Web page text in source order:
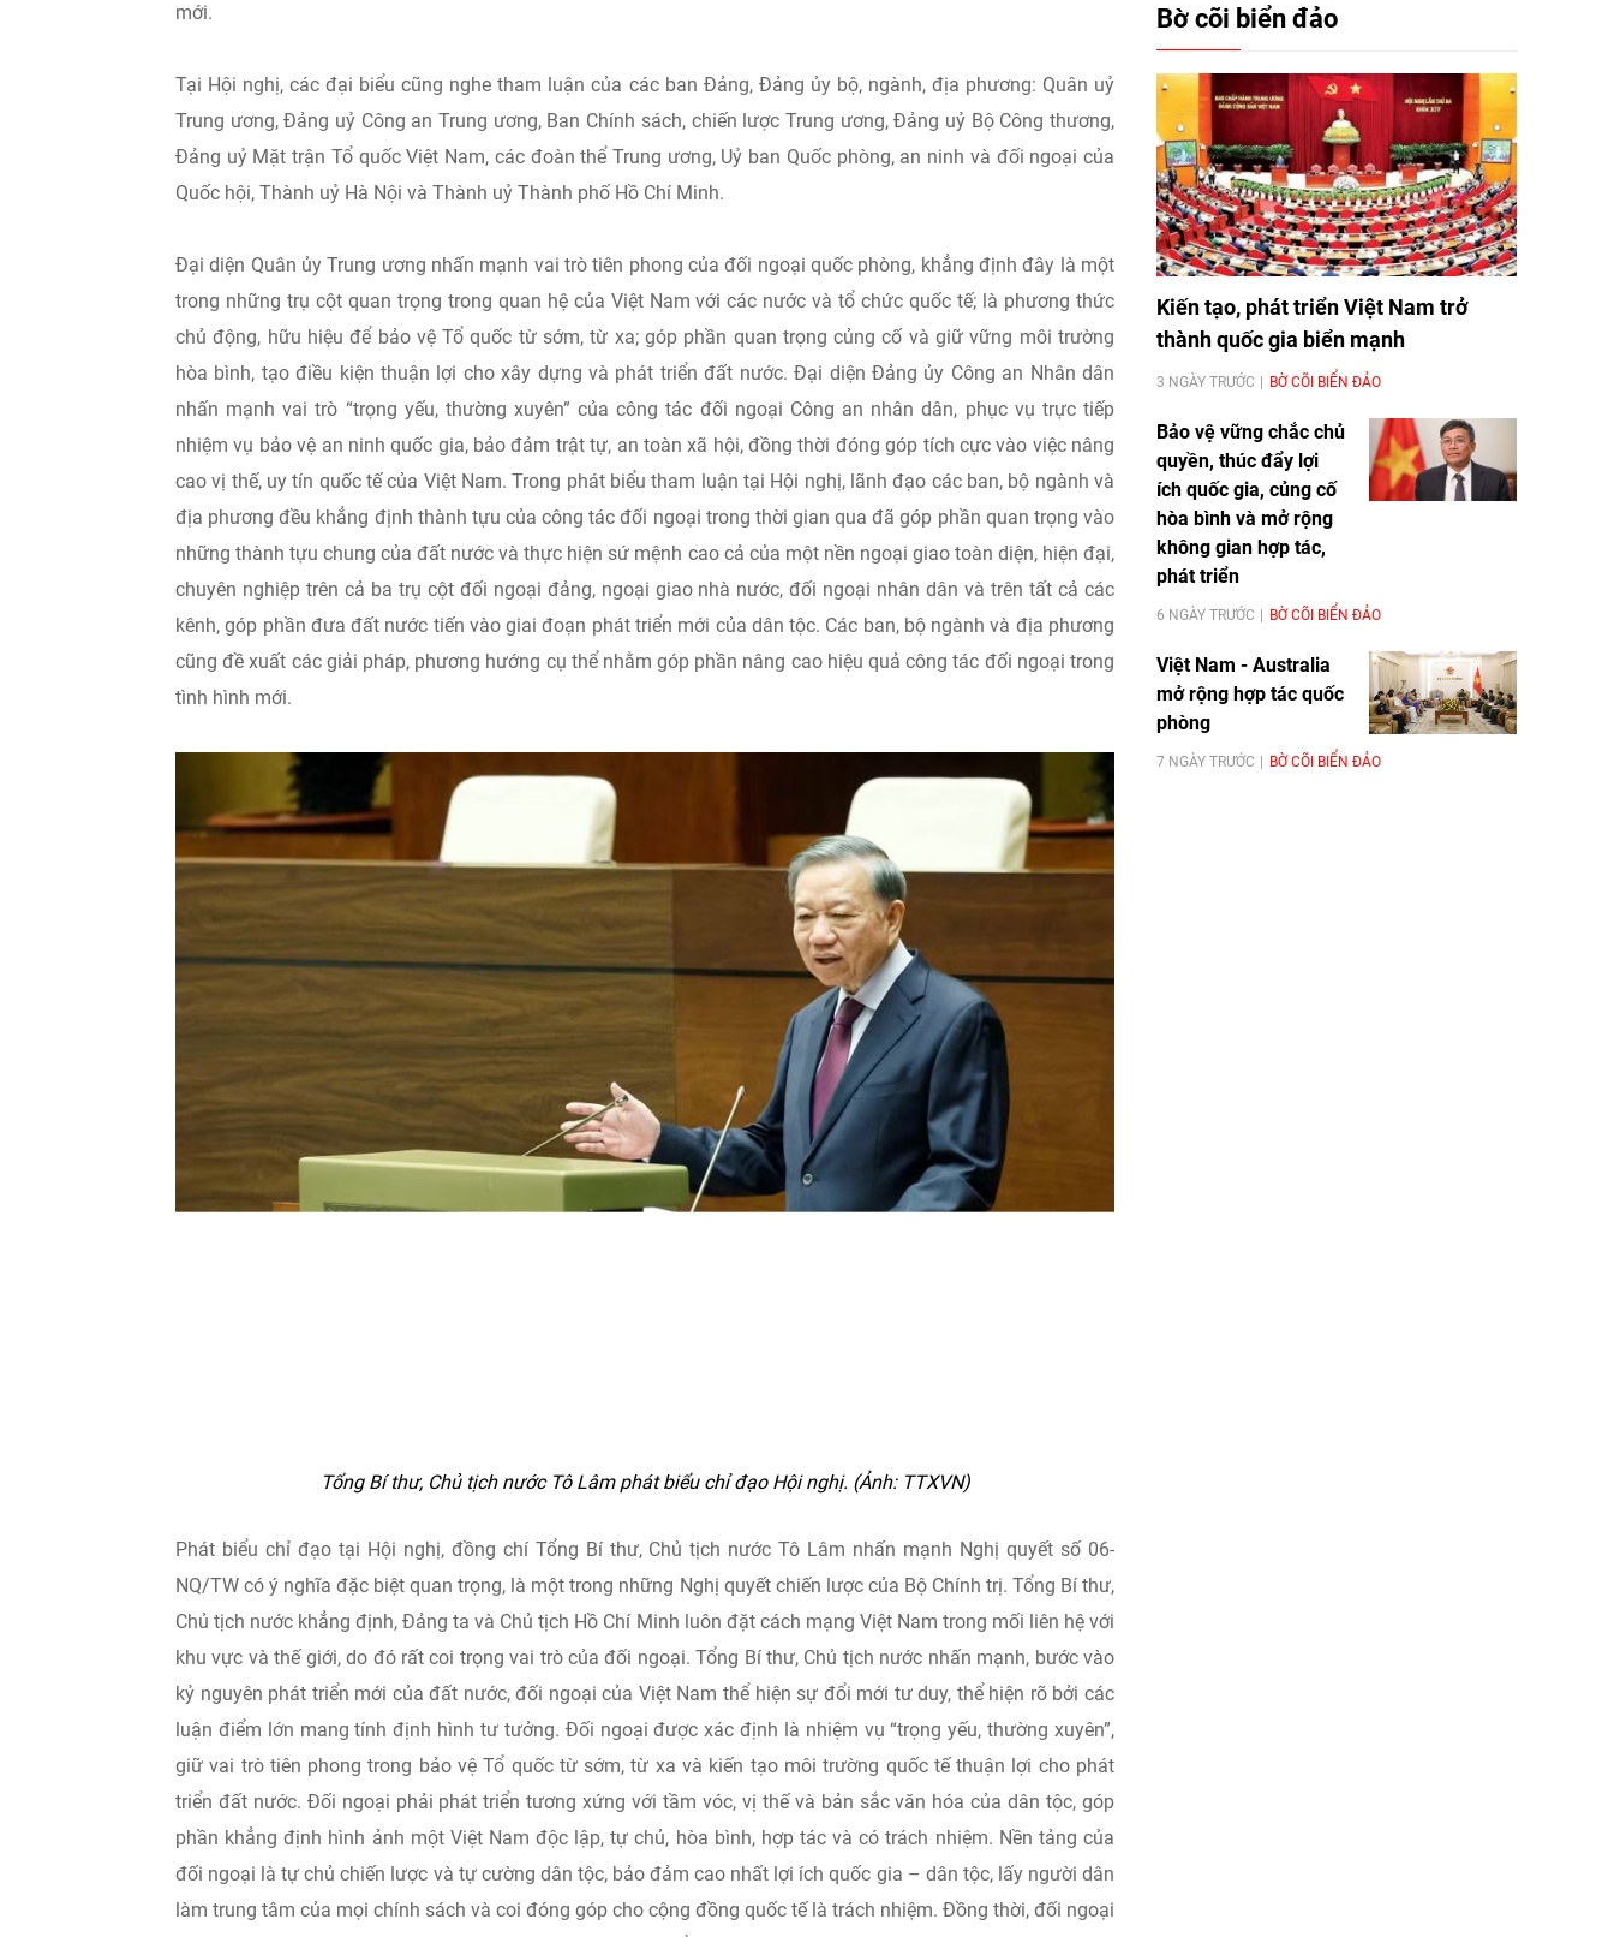
mới.
Tại Hội nghị, các đại biểu cũng nghe tham luận của các ban Đảng, Đảng ủy bộ, ngành, địa phương: Quân uỷ
Trung ương, Đảng uỷ Công an Trung ương, Ban Chính sách, chiến lược Trung ương, Đảng uỷ Bộ Công thương,
Đảng uỷ Mặt trận Tổ quốc Việt Nam, các đoàn thể Trung ương, Uỷ ban Quốc phòng, an ninh và đối ngoại của
Quốc hội, Thành uỷ Hà Nội và Thành uỷ Thành phố Hồ Chí Minh.
Đại diện Quân ủy Trung ương nhấn mạnh vai trò tiên phong của đối ngoại quốc phòng, khẳng định đây là một
trong những trụ cột quan trọng trong quan hệ của Việt Nam với các nước và tổ chức quốc tế; là phương thức
chủ động, hữu hiệu để bảo vệ Tổ quốc từ sớm, từ xa; góp phần quan trọng củng cố và giữ vững môi trường
hòa bình, tạo điều kiện thuận lợi cho xây dựng và phát triển đất nước. Đại diện Đảng ủy Công an Nhân dân
nhấn mạnh vai trò “trọng yếu, thường xuyên” của công tác đối ngoại Công an nhân dân, phục vụ trực tiếp
nhiệm vụ bảo vệ an ninh quốc gia, bảo đảm trật tự, an toàn xã hội, đồng thời đóng góp tích cực vào việc nâng
cao vị thế, uy tín quốc tế của Việt Nam. Trong phát biểu tham luận tại Hội nghị, lãnh đạo các ban, bộ ngành và
địa phương đều khẳng định thành tựu của công tác đối ngoại trong thời gian qua đã góp phần quan trọng vào
những thành tựu chung của đất nước và thực hiện sứ mệnh cao cả của một nền ngoại giao toàn diện, hiện đại,
chuyên nghiệp trên cả ba trụ cột đối ngoại đảng, ngoại giao nhà nước, đối ngoại nhân dân và trên tất cả các
kênh, góp phần đưa đất nước tiến vào giai đoạn phát triển mới của dân tộc. Các ban, bộ ngành và địa phương
cũng đề xuất các giải pháp, phương hướng cụ thể nhằm góp phần nâng cao hiệu quả công tác đối ngoại trong
tình hình mới.
Tổng Bí thư, Chủ tịch nước Tô Lâm phát biểu chỉ đạo Hội nghị. (Ảnh: TTXVN)
Phát biểu chỉ đạo tại Hội nghị, đồng chí Tổng Bí thư, Chủ tịch nước Tô Lâm nhấn mạnh Nghị quyết số 06-
NQ/TW có ý nghĩa đặc biệt quan trọng, là một trong những Nghị quyết chiến lược của Bộ Chính trị. Tổng Bí thư,
Chủ tịch nước khẳng định, Đảng ta và Chủ tịch Hồ Chí Minh luôn đặt cách mạng Việt Nam trong mối liên hệ với
khu vực và thế giới, do đó rất coi trọng vai trò của đối ngoại. Tổng Bí thư, Chủ tịch nước nhấn mạnh, bước vào
kỷ nguyên phát triển mới của đất nước, đối ngoại của Việt Nam thể hiện sự đổi mới tư duy, thể hiện rõ bởi các
luận điểm lớn mang tính định hình tư tưởng. Đối ngoại được xác định là nhiệm vụ “trọng yếu, thường xuyên”,
giữ vai trò tiên phong trong bảo vệ Tổ quốc từ sớm, từ xa và kiến tạo môi trường quốc tế thuận lợi cho phát
triển đất nước. Đối ngoại phải phát triển tương xứng với tầm vóc, vị thế và bản sắc văn hóa của dân tộc, góp
phần khẳng định hình ảnh một Việt Nam độc lập, tự chủ, hòa bình, hợp tác và có trách nhiệm. Nền tảng của
đối ngoại là tự chủ chiến lược và tự cường dân tộc, bảo đảm cao nhất lợi ích quốc gia – dân tộc, lấy người dân
làm trung tâm của mọi chính sách và coi đóng góp cho cộng đồng quốc tế là trách nhiệm. Đồng thời, đối ngoại
Bờ cõi biển đảo
Kiến tạo, phát triển Việt Nam trở
thành quốc gia biển mạnh
3 NGÀY TRƯỚC BỜ CÕI BIỂN ĐẢO
Bảo vệ vững chắc chủ
quyền, thúc đẩy lợi
ích quốc gia, củng cố
hòa bình và mở rộng
không gian hợp tác,
phát triển
6 NGÀY TRƯỚC BỜ CÕI BIỂN ĐẢO
Việt Nam - Australia
mở rộng hợp tác quốc
phòng
7 NGÀY TRƯỚC BỜ CÕI BIỂN ĐẢO